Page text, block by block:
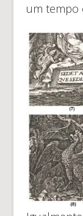
um tempo